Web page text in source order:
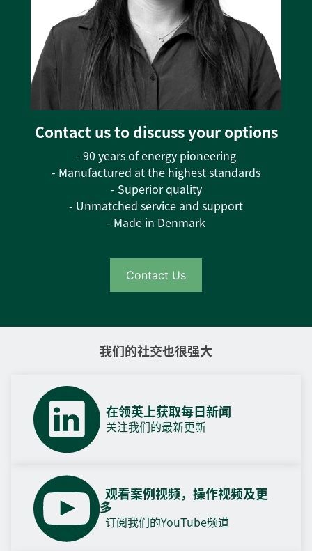
Contact us to discuss your options
- 90 years of energy pioneering
- Manufactured at the highest standards
- Superior quality
- Unmatched service and support
- Made in Denmark
Contact Us
我们的社交也很强大
在领英上获取每日新闻
关注我们的最新更新
观看案例视频，操作视频及更
多
订阅我们的YouTube频道